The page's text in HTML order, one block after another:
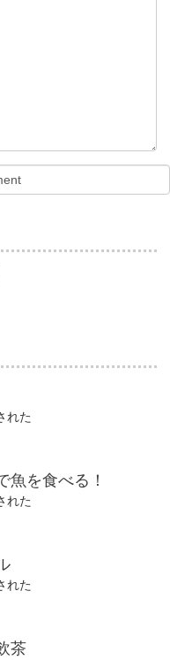
れた
魚を食べる！
れた
れた
茶